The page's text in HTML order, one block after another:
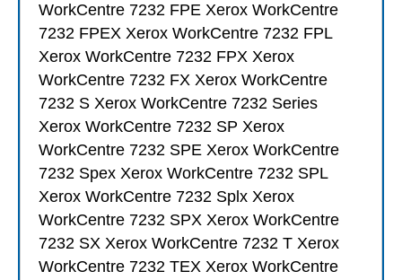
WorkCentre 7232 FPE Xerox WorkCentre
7232 FPEX Xerox WorkCentre 7232 FPL
Xerox WorkCentre 7232 FPX Xerox
WorkCentre 7232 FX Xerox WorkCentre
7232 S Xerox WorkCentre 7232 Series
Xerox WorkCentre 7232 SP Xerox
WorkCentre 7232 SPE Xerox WorkCentre
7232 Spex Xerox WorkCentre 7232 SPL
Xerox WorkCentre 7232 Splx Xerox
WorkCentre 7232 SPX Xerox WorkCentre
7232 SX Xerox WorkCentre 7232 T Xerox
WorkCentre 7232 TEX Xerox WorkCentre